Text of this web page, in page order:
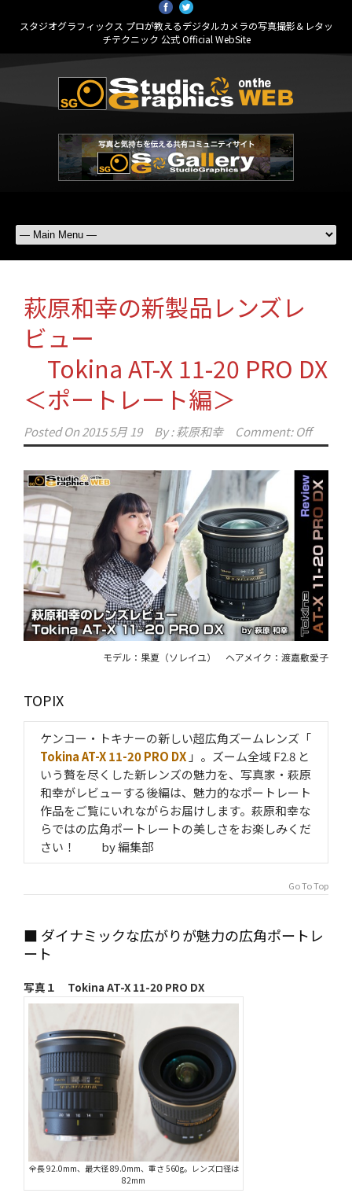
スタジオグラフィックス プロが教えるデジタルカメラの写真撮影＆レタッ
チテクニック 公式 Official WebSite
萩原和幸の新製品レンズレ
ビュー
Tokina AT-X 11-20 PRO DX
＜ポートレート編＞
Posted On2015 5月 19 By :萩原和幸 Comment: Off
モデル：果夏（ソレイユ） ヘアメイク：渡嘉敷愛子
TOPIX
ケンコー・トキナーの新しい超広角ズームレンズ「
Tokina AT-X 11-20 PRO DX 」。ズーム全域 F2.8 と
いう贅を尽くした新レンズの魅力を、写真家・萩原
和幸がレビューする後編は、魅力的なポートレート
作品をご覧にいれながらお届けします。萩原和幸な
らではの広角ポートレートの美しさをお楽しみくだ
さい！ by 編集部
Go To Top
■ ダイナミックな広がりが魅力の広角ポートレ
ート
写真１ Tokina AT-X 11-20 PRO DX
全長 92.0mm、最大径 89.0mm、重さ 560g。レンズ口径は
82mm